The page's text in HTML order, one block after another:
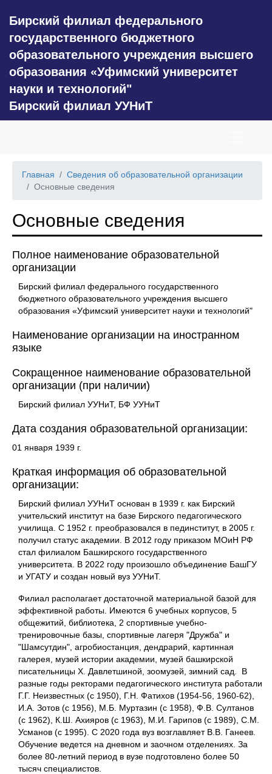
Бирский филиал федерального
государственного бюджетного
образовательного учреждения высшего
образования «Уфимский университет
науки и технологий"
Бирский филиал УУНиТ
Главная
Сведения об образовательной организации
Основные сведения
Основные сведения
Полное наименование образовательной
организации
Бирский филиал федерального государственного
бюджетного образовательного учреждения высшего
образования «Уфимский университет науки и технологий"
Наименование организации на иностранном
языке
Сокращенное наименование образовательной
организации (при наличии)
Бирский филиал УУНиТ, БФ УУНиТ
Дата создания образовательной организации:
01 января 1939 г.
Краткая информация об образовательной
организации:
Бирский филиал УУНиТ основан в 1939 г. как Бирский
учительский институт на базе Бирского педагогического
училища. С 1952 г. преобразовался в пединститут, в 2005 г.
получил статус академии. В 2012 году приказом МОиН РФ
стал филиалом Башкирского государственного
университета. В 2022 году произошло объединение БашГУ
и УГАТУ и создан новый вуз УУНиТ.
Филиал располагает достаточной материальной базой для
эффективной работы. Имеются 6 учебных корпусов, 5
общежитий, библиотека, 2 спортивные учебно-
тренировочные базы, спортивные лагеря "Дружба" и
"Шамсутдин", агробиостанция, дендрарий, картинная
галерея, музей истории академии, музей башкирской
писательницы Х. Давлетшиной, зоомузей, зимний сад. В
разные годы ректорами педагогического института работали
Г.Г. Неизвестных (с 1950), Г.Н. Фатихов (1954-56, 1960-62),
И.А. Зотов (с 1956), М.Б. Муртазин (с 1958), Ф.В. Султанов
(с 1962), К.Ш. Ахияров (с 1963), М.И. Гарипов (с 1989), С.М.
Усманов (с 1995). С 2020 года вуз возглавляет В.В. Ганеев.
Обучение ведется на дневном и заочном отделениях. За
более 80-летний период в вузе подготовлено более 50
тысяч специалистов.